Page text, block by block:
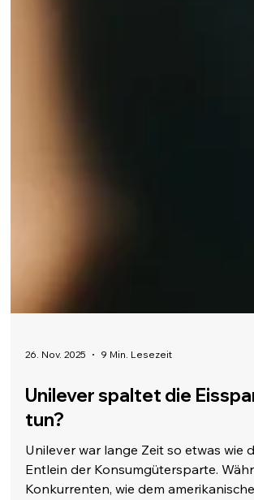
26. Nov. 2025 9 Min. Lesezeit
Unilever spaltet die
tun?
Unilever war lange Zeit so etwas wie